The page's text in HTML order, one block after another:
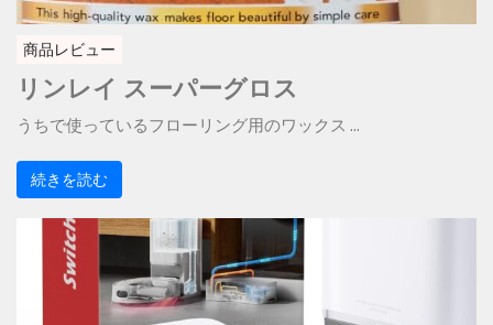
商品レビュー
リンレイ スーパーグロス
うちで使っているフローリング用のワックス ...
続きを読む